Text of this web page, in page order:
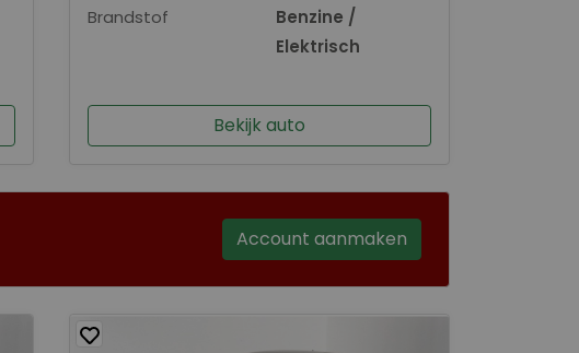
Brandstof
Benzine /
Elektrisch
Bekijk auto
Account aanmaken